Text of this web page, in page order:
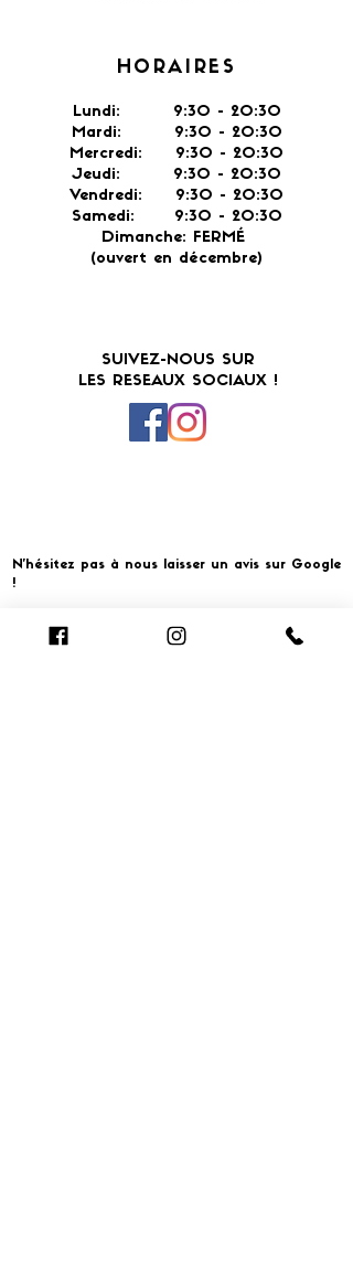
HORAIRES
Lundi: 9:30 - 20:30
Mardi: 9:30 - 20:30
Mercredi: 9:30 - 20:30
Jeudi: 9:30 - 20:30
Vendredi: 9:30 - 20:30
Samedi: 9:30 - 20:30
Dimanche: FERMÉ
(ouvert en décembre)
SUIVEZ-NOUS SUR
LES RESEAUX SOCIAUX !
N'hésitez pas à nous laisser un avis sur Google
!